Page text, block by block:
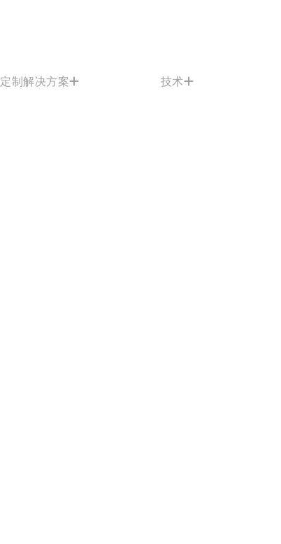
定制解决方案 技术